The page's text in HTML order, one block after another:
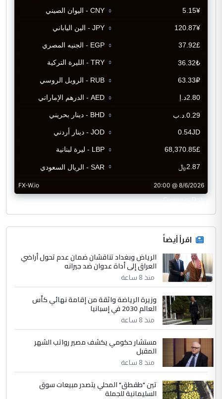
CurrencyRate
اقرأ أيضاً
الرياض وبغداد تناقشان ضمان عدم تحول أراضي
العراق إلى أداة عدوان ضد جيرانه
منذ 8 ساعة
وزيرة الرياضة واثقة من إقامة نهائي كأس
العالم 2030 في إسبانيا
منذ 8 ساعة
مستشار حكومي يكشف مصير رواتب الشهر
المقبل
منذ 8 ساعة
تين "طقطق" المحلي يتصدر مبيعات سوق
السليمانية للجملة